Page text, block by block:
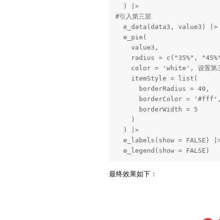
  ) |>
#引入第三层
  e_data(data3, value3) |>
  e_pie(
    value3,
radius = c("35%",
color = 'white', 设置第
    itemStyle = list(
      borderRadius = 40,
      borderColor = '#fff',
      borderWidth = 5
    )
  ) |>
e_labels(show = FALSE)
  e_legend(show = FALSE)
最终效果如下：